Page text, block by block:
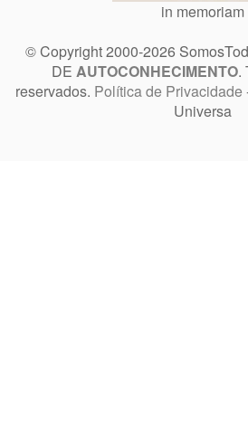
in memoriam
© Copyright 2000-2026
DE AUTOCONHECIMENTO.
reservados. Política de Privacidade
Universa